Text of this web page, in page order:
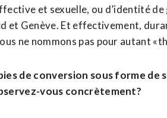
et sexuelle, ou d’identité
et Genève. Et effectivement,
ne nommons pas pour autant
de conversion sous forme de
vous concrètement?